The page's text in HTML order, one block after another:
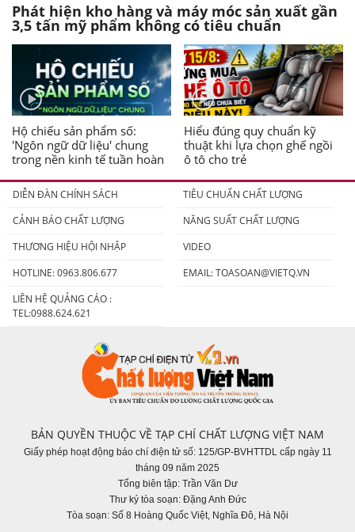
Phát hiện kho hàng và máy móc sản xuất gần
3,5 tấn mỹ phẩm không có tiêu chuẩn
Hộ chiếu sản phẩm số:
'Ngôn ngữ dữ liệu' chung
trong nền kinh tế tuần hoàn
Hiểu đúng quy chuẩn kỹ
thuật khi lựa chọn ghế ngồi
ô tô cho trẻ
DIỄN ĐÀN CHÍNH SÁCH
TIÊU CHUẨN CHẤT LƯỢNG
CẢNH BÁO CHẤT LƯỢNG
NĂNG SUẤT CHẤT LƯỢNG
THƯƠNG HIỆU HỘI NHẬP
VIDEO
HOTLINE: 0963.806.677
EMAIL:TOASOAN@VIETQ.VN
LIÊN HỆ QUẢNG CÁO :
TEL:0988.624.621
BẢN QUYỀN THUỘC VỀ TẠP CHÍ CHẤT LƯỢNG VIỆT NAM
Giấy phép hoạt động báo chí điện tử số: 125/GP-BVHTTDL cấp ngày 11
tháng 09 năm 2025
Tổng biên tập: Trần Văn Dư
Thư ký tòa soạn: Đặng Anh Đức
Tòa soạn: Số 8 Hoàng Quốc Việt, Nghĩa Đô, Hà Nội